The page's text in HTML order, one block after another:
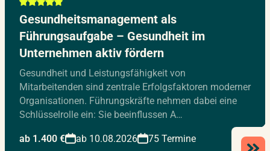
Gesundheitsmanagement als
Führungsaufgabe – Gesundheit im
Unternehmen aktiv fördern
Gesundheit und Leistungsfähigkeit von
Mitarbeitenden sind zentrale Erfolgsfaktoren moderner
Organisationen. Führungskräfte nehmen dabei eine
Schlüsselrolle ein: Sie beeinflussen A…
ab 1.400 € ab 10.08.2026 75 Termine